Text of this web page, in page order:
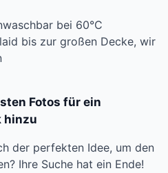
bei 60°C
bis zur großen Decke, wir
Fotos für ein
hinzu
der perfekten Idee, um den
Ihre Suche hat ein Ende!